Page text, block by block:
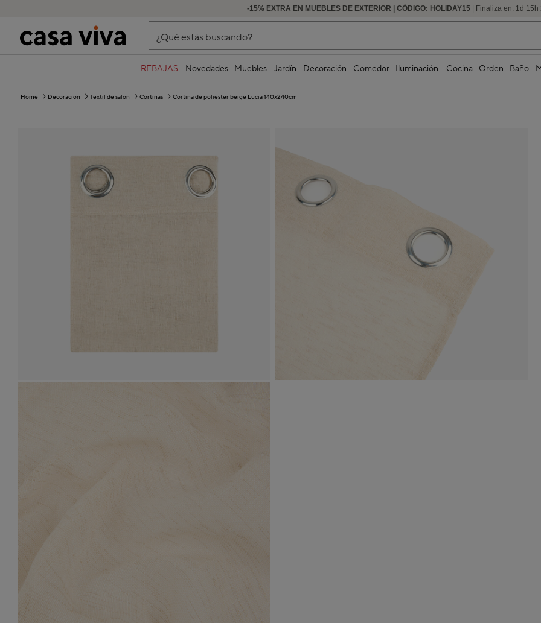
-15% EXTRA EN MUEBLES DE EXTERIOR | CÓDIGO: HOLIDAY15 | Finaliza en: 1d 15h
HASTA -60% DE DESCUENTO | SEGUNDAS REBAJAS
¿Qué estás buscando?
REBAJAS Novedades Muebles Jardín Decoración Comedor Iluminación Cocina Orden Baño
Home Decoración Textil de salón Cortinas Cortina de poliéster beige Lucia 140x240cm